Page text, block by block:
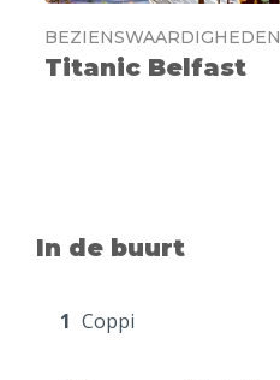
BEZIENSWAARDIGHEDEN
Titanic Belfast
In de buurt
1 Coppi